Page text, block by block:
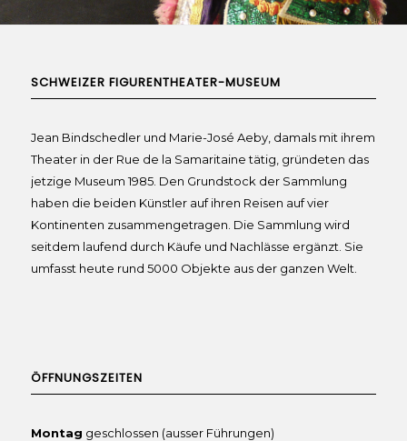
SCHWEIZER FIGURENTHEATER-MUSEUM
Jean Bindschedler und Marie-José Aeby, damals mit ihrem
Theater in der Rue de la Samaritaine tätig, gründeten das
jetzige Museum 1985. Den Grundstock der Sammlung
haben die beiden Künstler auf ihren Reisen auf vier
Kontinenten zusammengetragen. Die Sammlung wird
seitdem laufend durch Käufe und Nachlässe ergänzt. Sie
umfasst heute rund 5000 Objekte aus der ganzen Welt.
ÖFFNUNGSZEITEN
Montag geschlossen (ausser Führungen)